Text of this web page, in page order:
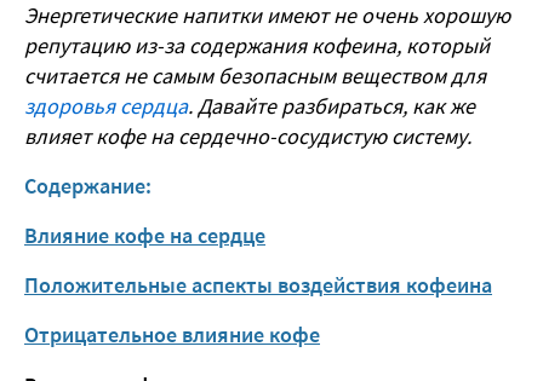
Энергетические напитки имеют не очень хорошую
репутацию из-за содержания кофеина, который
считается не самым безопасным веществом для
здоровья сердца. Давайте разбираться, как же
влияет кофе на сердечно-сосудистую систему.
Содержание:
Влияние кофе на сердце
Положительные аспекты воздействия кофеина
Отрицательное влияние кофе